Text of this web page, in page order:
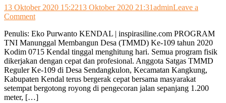
13 Oktober 2020 15:2213 Oktober 2020 21:31adminLeave a
Commenton
Kangkung
Ardi
Prasetyo
Apresiasi
Kekompakan
Warga
Bantu
TMMD
Penulis: Eko Purwanto KENDAL | inspirasiline.com PROGRAM
TNI Manunggal Membangun Desa (TMMD) Ke-109 tahun 2020
Kodim 0715 Kendal tinggal menghitung hari. Semua program fisik
dikerjakan dengan cepat dan profesional. Anggota Satgas TMMD
Reguler Ke-109 di Desa Sendangkulon, Kecamatan Kangkung,
Kabupaten Kendal terus bergerak cepat bersama masyarakat
setempat bergotong royong di pengecoran jalan sepanjang 1.200
meter, […]